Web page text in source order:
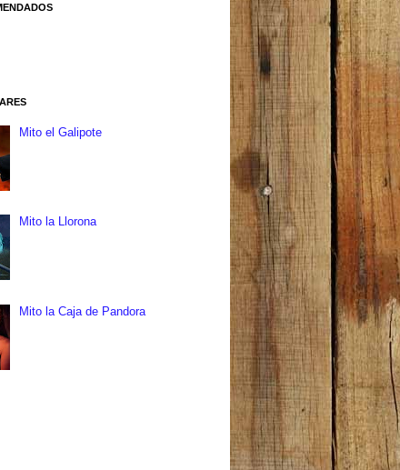
Mito el Galipote
Mito la Llorona
Mito la Caja de Pandora